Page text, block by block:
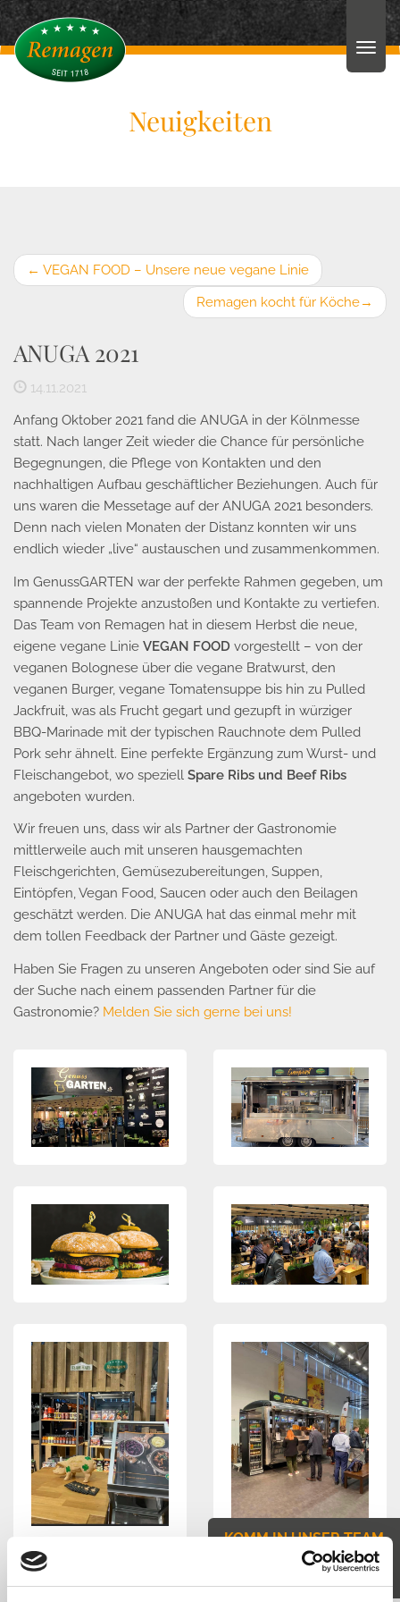
Neuigkeiten
← VEGAN FOOD – Unsere neue vegane Linie
Remagen kocht für Köche→
ANUGA 2021
14.11.2021
Anfang Oktober 2021 fand die ANUGA in der Kölnmesse
statt. Nach langer Zeit wieder die Chance für persönliche
Begegnungen, die Pflege von Kontakten und den
nachhaltigen Aufbau geschäftlicher Beziehungen. Auch für
uns waren die Messetage auf der ANUGA 2021 besonders.
Denn nach vielen Monaten der Distanz konnten wir uns
endlich wieder „live“ austauschen und zusammenkommen.
Im GenussGARTEN war der perfekte Rahmen gegeben, um
spannende Projekte anzustoßen und Kontakte zu vertiefen.
Das Team von Remagen hat in diesem Herbst die neue,
eigene vegane Linie VEGAN FOOD vorgestellt – von der
veganen Bolognese über die vegane Bratwurst, den
veganen Burger, vegane Tomatensuppe bis hin zu Pulled
Jackfruit, was als Frucht gegart und gezupft in würziger
BBQ-Marinade mit der typischen Rauchnote dem Pulled
Pork sehr ähnelt. Eine perfekte Ergänzung zum Wurst- und
Fleischangebot, wo speziell Spare Ribs und Beef Ribs
angeboten wurden.
Wir freuen uns, dass wir als Partner der Gastronomie
mittlerweile auch mit unseren hausgemachten
Fleischgerichten, Gemüsezubereitungen, Suppen,
Eintöpfen, Vegan Food, Saucen oder auch den Beilagen
geschätzt werden. Die ANUGA hat das einmal mehr mit
dem tollen Feedback der Partner und Gäste gezeigt.
Haben Sie Fragen zu unseren Angeboten oder sind Sie auf
der Suche nach einem passenden Partner für die
Gastronomie? Melden Sie sich gerne bei uns!
KOMM IN UNSER TEAM
JETZT BEWERBEN